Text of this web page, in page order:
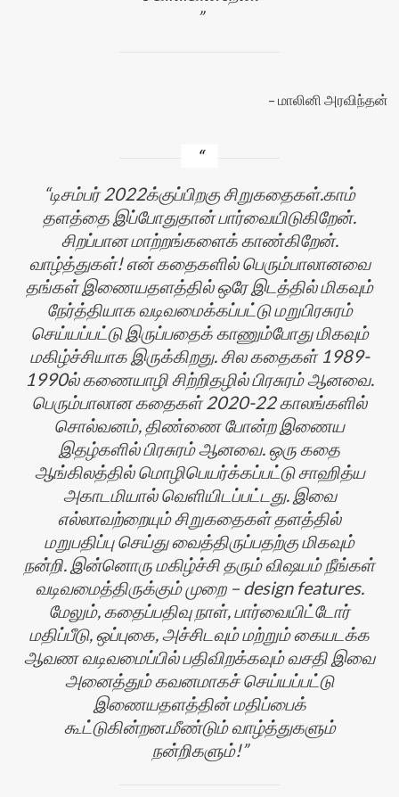
மாலினி அரவிந்தன்
டிசம்பர் 2022க்குப்பிறகு சிறுகதைகள்.காம்
தளத்தை இப்போதுதான் பார்வையிடுகிறேன்.
சிறப்பான மாற்றங்களைக் காண்கிறேன்.
வாழ்த்துகள்! என் கதைகளில் பெரும்பாலானவை
தங்கள் இணையதளத்தில் ஒரே இடத்தில் மிகவும்
நேர்த்தியாக வடிவமைக்கப்பட்டு மறுபிரசுரம்
செய்யப்பட்டு இருப்பதைக் காணும்போது மிகவும்
மகிழ்ச்சியாக இருக்கிறது. சில கதைகள் 1989-
1990ல் கணையாழி சிற்றிதழில் பிரசுரம் ஆனவை.
பெரும்பாலான கதைகள் 2020-22 காலங்களில்
சொல்வனம், திண்ணை போன்ற இணைய
இதழ்களில் பிரசுரம் ஆனவை. ஒரு கதை
ஆங்கிலத்தில் மொழிபெயர்க்கப்பட்டு சாஹித்ய
அகாடமியால் வெளியிடப்பட்டது. இவை
எல்லாவற்றையும் சிறுகதைகள் தளத்தில்
மறுபதிப்பு செய்து வைத்திருப்பதற்கு மிகவும்
நன்றி. இன்னொரு மகிழ்ச்சி தரும் விஷயம் நீங்கள்
வடிவமைத்திருக்கும் முறை – design features.
மேலும், கதைப்பதிவு நாள், பார்வையிட்டோர்
மதிப்பீடு, ஒப்புகை, அச்சிடவும் மற்றும் கையடக்க
ஆவண வடிவமைப்பில் பதிவிறக்கவும் வசதி இவை
அனைத்தும் கவனமாகச் செய்யப்பட்டு
இணையதளத்தின் மதிப்பைக்
கூட்டுகின்றன.மீண்டும் வாழ்த்துகளும்
நன்றிகளும்!